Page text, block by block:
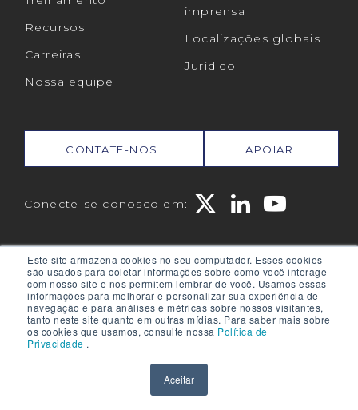
Este site armazena cookies no seu computador. Esses cookies
são usados ​​para coletar informações sobre como você interage
com nosso site e nos permitem lembrar de você. Usamos essas
informações para melhorar e personalizar sua experiência de
navegação e para análises e métricas sobre nossos visitantes,
tanto neste site quanto em outras mídias. Para saber mais sobre
os cookies que usamos, consulte nossa Política de
Privacidade .
Aceitar
Recursos
Carreiras
Nossa equipe
imprensa
Localizações globais
Jurídico
CONTATE-NOS APOIAR
Conecte-se conosco em:
010 672 321 (RPMGlobal) © 2026 RPMGlobal
Política de Privacidade da RPM
Translate